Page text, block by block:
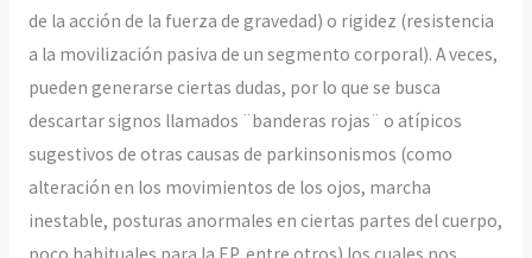
de la acción de la fuerza de gravedad) o rigidez (resistencia
a la movilización pasiva de un segmento corporal). A veces,
pueden generarse ciertas dudas, por lo que se busca
descartar signos llamados ¨banderas rojas¨ o atípicos
sugestivos de otras causas de parkinsonismos (como
alteración en los movimientos de los ojos, marcha
inestable, posturas anormales en ciertas partes del cuerpo,